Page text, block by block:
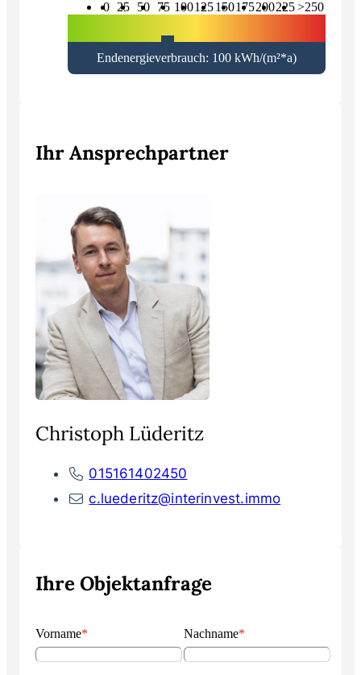
0 25 50 75 100125150175200225>250
Endenergieverbrauch: 100 kWh/(m²*a)
Ihr Ansprechpartner
Christoph Lüderitz
015161402450
c.luederitz@interinvest.immo
Ihre Objektanfrage
Vorname* Nachname*